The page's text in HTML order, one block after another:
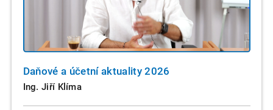
Daňové a účetní aktuality 2026
Ing. Jiří Klíma